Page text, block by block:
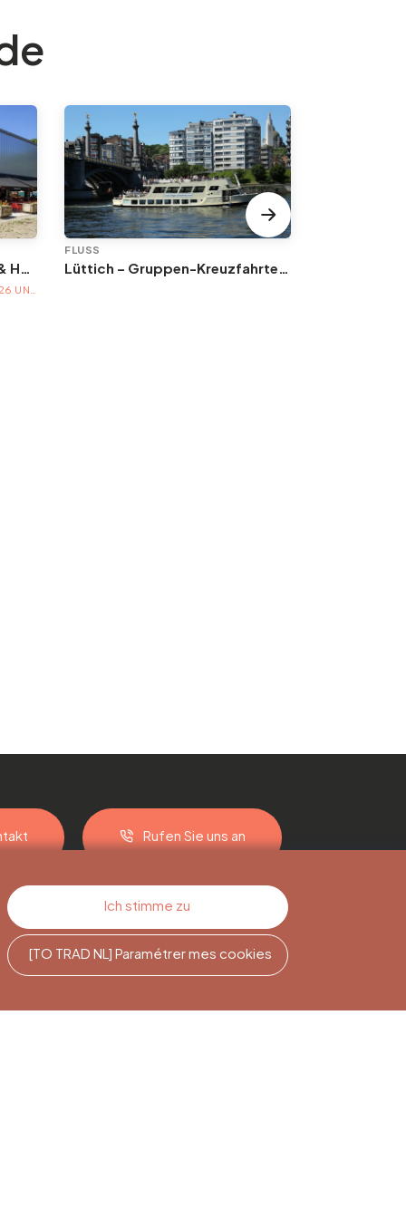
Ancrages | Danièle Lemaire & Hélène Locoge au Trinkhall museum
FLUSS
Lüttich – Gruppen-Kreuzfahrten an Bord der „Prince Albert“
Rufen Sie uns an
Newsletter-
Ich stimme zu
[TO TRAD NL] Paramétrer mes cookies